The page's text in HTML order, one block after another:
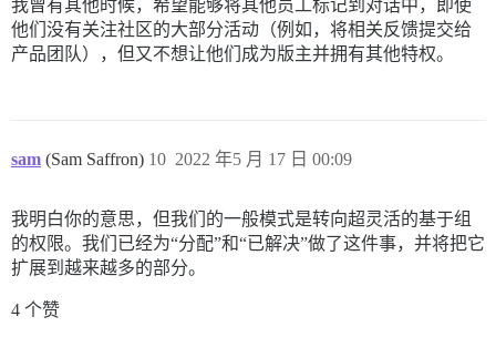
我曾有其他时候，希望能够将其他员工标记到对话中，即使
他们没有关注社区的大部分活动（例如，将相关反馈提交给
产品团队），但又不想让他们成为版主并拥有其他特权。
sam (Sam Saffron) 2022 年5 月 17 日 00:09
10
我明白你的意思，但我们的一般模式是转向超灵活的基于组
的权限。我们已经为“分配”和“已解决”做了这件事，并将把它
扩展到越来越多的部分。
4 个赞